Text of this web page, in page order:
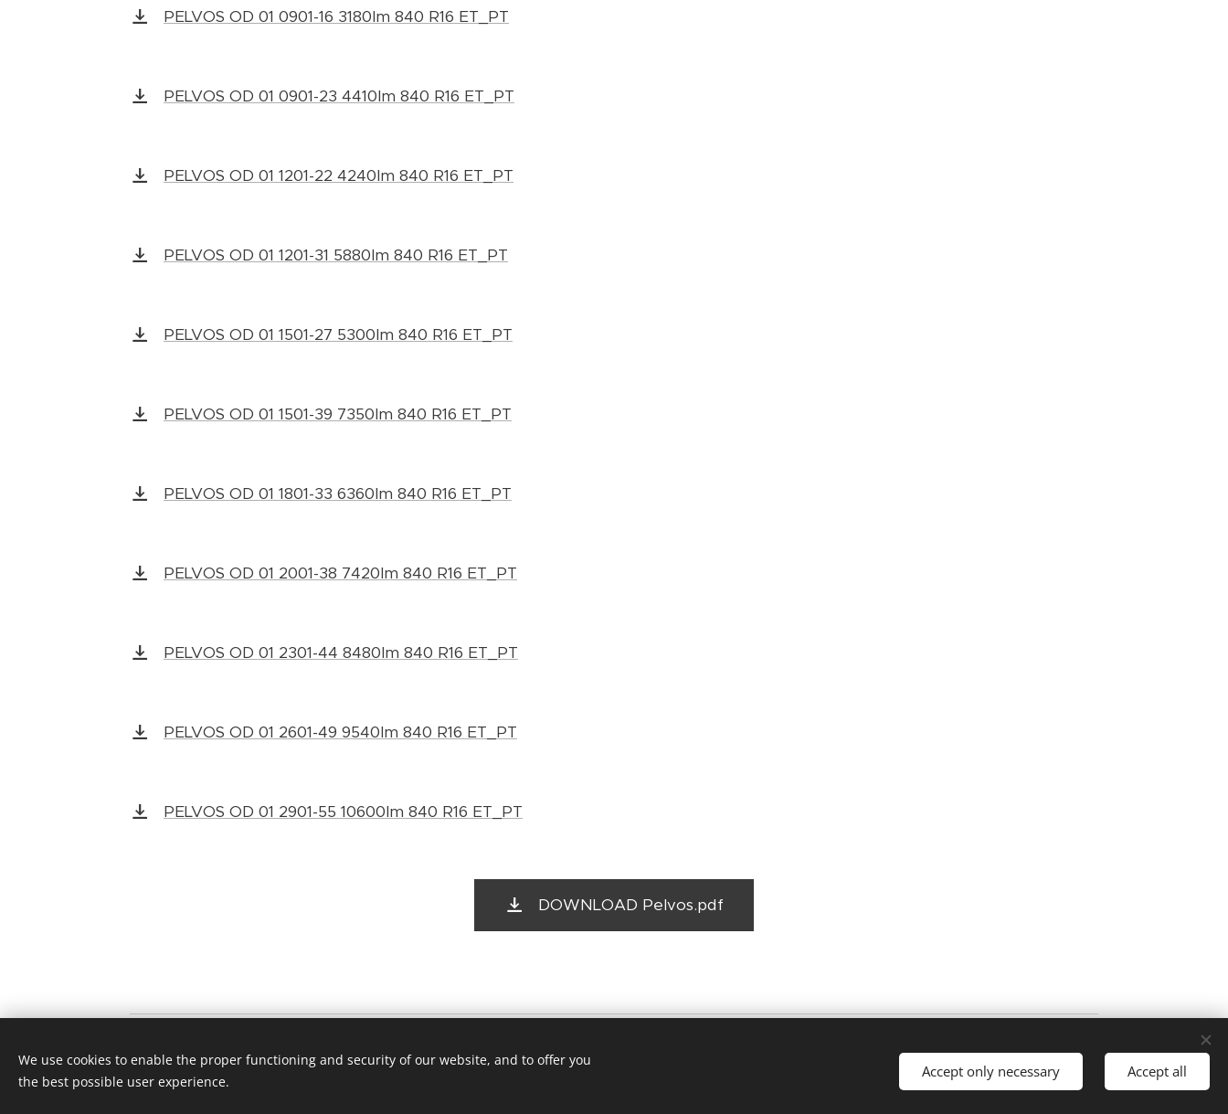
PELVOS OD 01 0901-16 3180lm 840 R16 ET_PT
PELVOS OD 01 0901-23 4410lm 840 R16 ET_PT
PELVOS OD 01 1201-22 4240lm 840 R16 ET_PT
PELVOS OD 01 1201-31 5880lm 840 R16 ET_PT
PELVOS OD 01 1501-27 5300lm 840 R16 ET_PT
PELVOS OD 01 1501-39 7350lm 840 R16 ET_PT
PELVOS OD 01 1801-33 6360lm 840 R16 ET_PT
PELVOS OD 01 2001-38 7420lm 840 R16 ET_PT
PELVOS OD 01 2301-44 8480lm 840 R16 ET_PT
PELVOS OD 01 2601-49 9540lm 840 R16 ET_PT
PELVOS OD 01 2901-55 10600lm 840 R16 ET_PT
DOWNLOAD Pelvos.pdf
© 2025 Vetro, Lda. Rua da Solidariedade 4, Zona Industrial de Alféloas, 3780-315 Anadia, Portugal
Política de Privacidade
We use cookies to enable the proper functioning and security of our website, and to offer you
the best possible user experience.
Accept only necessary Accept all